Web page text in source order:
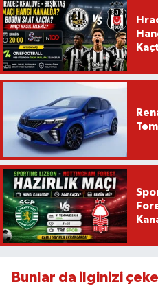
Bunlar da ilginizi